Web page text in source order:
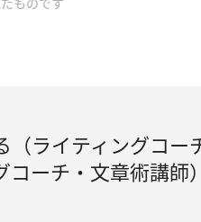
（ライティングコー
コーチ・文章術講師）